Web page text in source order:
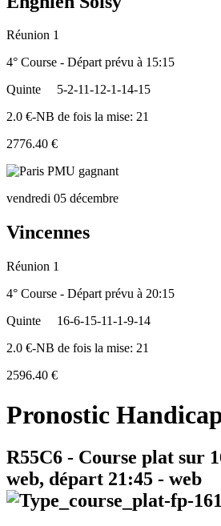
Réunion 1
4° Course - Départ prévu à 15:15
Quinte
5-2-11-12-1-14-15
2.0 €-NB de fois la mise: 21
2776.40 €
vendredi 05 décembre
Vincennes
Réunion 1
4° Course - Départ prévu à 20:15
Quinte
16-6-15-11-1-9-14
2.0 €-NB de fois la mise: 21
2596.40 €
Pronostic
R55C6 - Course plat sur
web, départ 21:45 - web